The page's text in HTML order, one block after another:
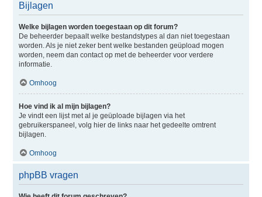
Bijlagen
Welke bijlagen worden toegestaan op dit forum?
De beheerder bepaalt welke bestandstypes al dan niet toegestaan
worden. Als je niet zeker bent welke bestanden geüpload mogen
worden, neem dan contact op met de beheerder voor verdere
informatie.
Omhoog
Hoe vind ik al mijn bijlagen?
Je vindt een lijst met al je geüploade bijlagen via het
gebruikerspaneel, volg hier de links naar het gedeelte omtrent
bijlagen.
Omhoog
phpBB vragen